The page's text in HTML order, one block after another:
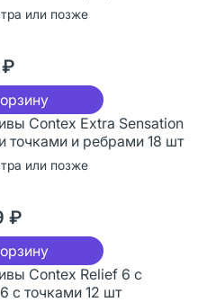
или позже
Contex Extra Sensation
точками и ребрами 18 шт
или позже
₽
Contex Relief 6 с
с точками 12 шт